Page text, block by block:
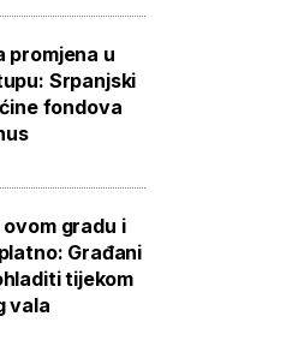
promjena u
Srpanjski
fondova
ovom gradu i
Građani
tijekom
vala